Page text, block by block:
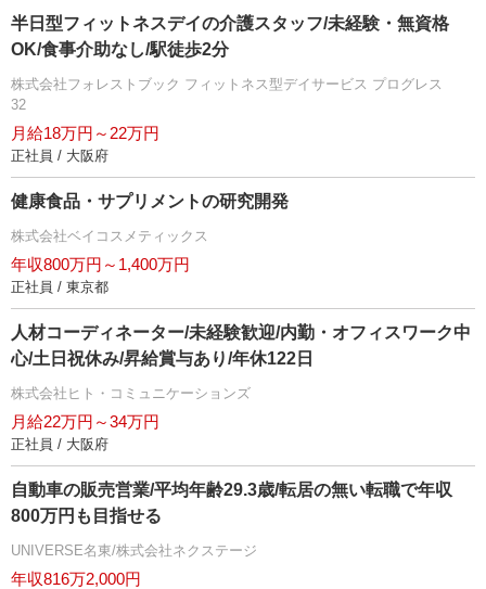
半日型フィットネスデイの介護スタッフ/未経験・無資格
OK/食事介助なし/駅徒歩2分
株式会社フォレストブック フィットネス型デイサービス プログレス
32
月給18万円～22万円
正社員 / 大阪府
健康食品・サプリメントの研究開発
株式会社ベイコスメティックス
年収800万円～1,400万円
正社員 / 東京都
人材コーディネーター/未経験歓迎/内勤・オフィスワーク中
心/土日祝休み/昇給賞与あり/年休122日
株式会社ヒト・コミュニケーションズ
月給22万円～34万円
正社員 / 大阪府
自動車の販売営業/平均年齢29.3歳/転居の無い転職で年収
800万円も目指せる
UNIVERSE名東/株式会社ネクステージ
年収816万2,000円